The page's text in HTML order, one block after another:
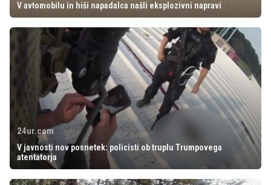
V avtomobilu in hiši napadalca našli eksplozivni napravi
24ur.com
V javnosti nov posnetek: policisti ob truplu Trumpovega
atentatorja